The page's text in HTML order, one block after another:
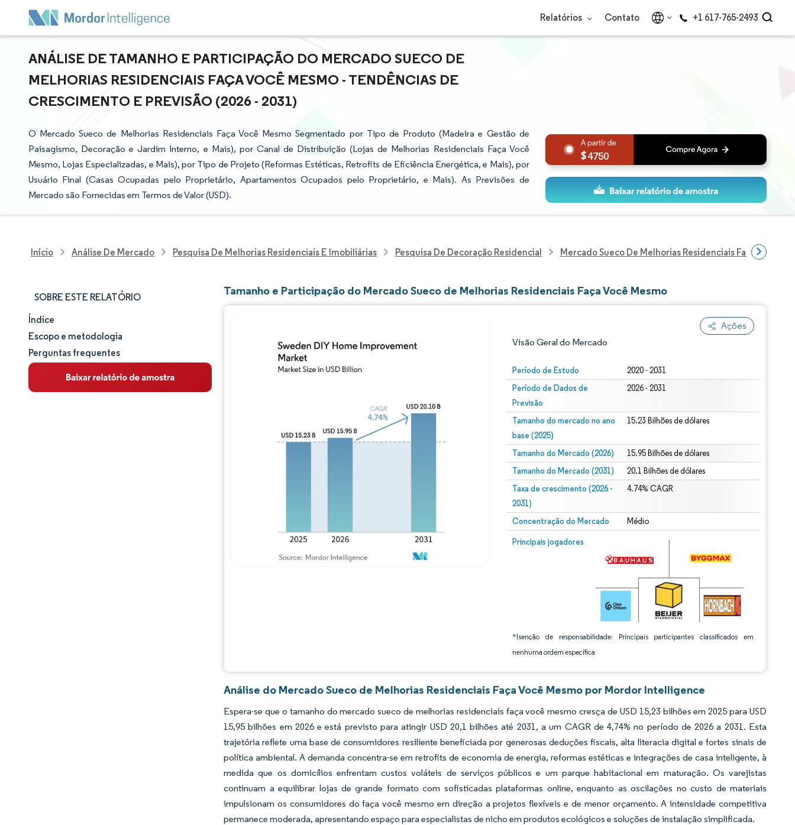
Relatórios Contato +1 617-765-2493
ANÁLISE DE TAMANHO E PARTICIPAÇÃO DO MERCADO SUECO DE
MELHORIAS RESIDENCIAIS FAÇA VOCÊ MESMO - TENDÊNCIAS DE
CRESCIMENTO E PREVISÃO (2026 - 2031)
O Mercado Sueco de Melhorias Residenciais Faça Você Mesmo Segmentado por Tipo de Produto (Madeira e Gestão de
Paisagismo, Decoração e Jardim Interno, e Mais), por Canal de Distribuição (Lojas de Melhorias Residenciais Faça Você
Mesmo, Lojas Especializadas, e Mais), por Tipo de Projeto (Reformas Estéticas, Retrofits de Eficiência Energética, e Mais), por
Usuário Final (Casas Ocupadas pelo Proprietário, Apartamentos Ocupados pelo Proprietário, e Mais). As Previsões de
Mercado são Fornecidas em Termos de Valor (USD).
4750
Início Análise De Mercado Pesquisa De Melhorias Residenciais E Imobiliárias Pesquisa De Decoração Residencial Mercado Sueco De Melhorias Residenciais Faça Você
SOBRE ESTE RELATÓRIO
Tamanho e participação de mercado
Análise de mercado
Tendências e insights
Índice
Escopo e metodologia
Perguntas frequentes
Tamanho e Participação do Mercado Sueco de Melhorias Residenciais Faça Você Mesmo
Ações
Visão Geral do Mercado
Período de Estudo 2020 - 2031
Período de Dados de
Previsão
2026 - 2031
Tamanho do mercado no ano
base (2025)
15.23 Bilhões de dólares
Tamanho do Mercado (2026) 15.95 Bilhões de dólares
Tamanho do Mercado (2031) 20.1 Bilhões de dólares
Taxa de crescimento (2026 -
2031)
4.74% CAGR
Concentração do Mercado Médio
Principais jogadores
*Isenção de responsabilidade: Principais participantes classificados em
nenhuma ordem específica
Imagem © Mordor Intelligence. O reuso requer atribuição conforme CC BY 4.0.
Imagem © Mordor Intelligence. O reuso requer atribuição conforme CC BY 4.0.
Análise do Mercado Sueco de Melhorias Residenciais Faça Você Mesmo por Mordor Intelligence
Espera-se que o tamanho do mercado sueco de melhorias residenciais faça você mesmo cresça de USD 15,23 bilhões em 2025 para USD
15,95 bilhões em 2026 e está previsto para atingir USD 20,1 bilhões até 2031, a um CAGR de 4,74% no período de 2026 a 2031. Esta
trajetória reflete uma base de consumidores resiliente beneficiada por generosas deduções fiscais, alta literacia digital e fortes sinais de
política ambiental. A demanda concentra-se em retrofits de economia de energia, reformas estéticas e integrações de casa inteligente, à
medida que os domicílios enfrentam custos voláteis de serviços públicos e um parque habitacional em maturação. Os varejistas
continuam a equilibrar lojas de grande formato com sofisticadas plataformas online, enquanto as oscilações no custo de materiais
impulsionam os consumidores do faça você mesmo em direção a projetos flexíveis e de menor orçamento. A intensidade competitiva
permanece moderada, apresentando espaço para especialistas de nicho em produtos ecológicos e soluções de instalação simplificada.